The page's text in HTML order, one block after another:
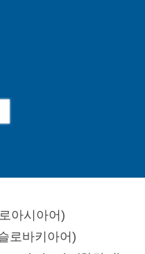
아시아어)
로바키아어)